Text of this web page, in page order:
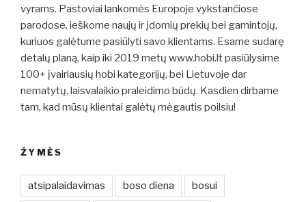
vyrams. Pastoviai lankomės Europoje vykstančiose
parodose, ieškome naujų ir įdomių prekių bei gamintojų,
kuriuos galėtume pasiūlyti savo klientams. Esame sudarę
detalų planą, kaip iki 2019 metų www.hobi.lt pasiūlysime
100+ įvairiausių hobi kategorijų, bei Lietuvoje dar
nematytų, laisvalaikio praleidimo būdų. Kasdien dirbame
tam, kad mūsų klientai galėtų mėgautis poilsiu!
ŽYMĖS
atsipalaidavimas boso diena bosui